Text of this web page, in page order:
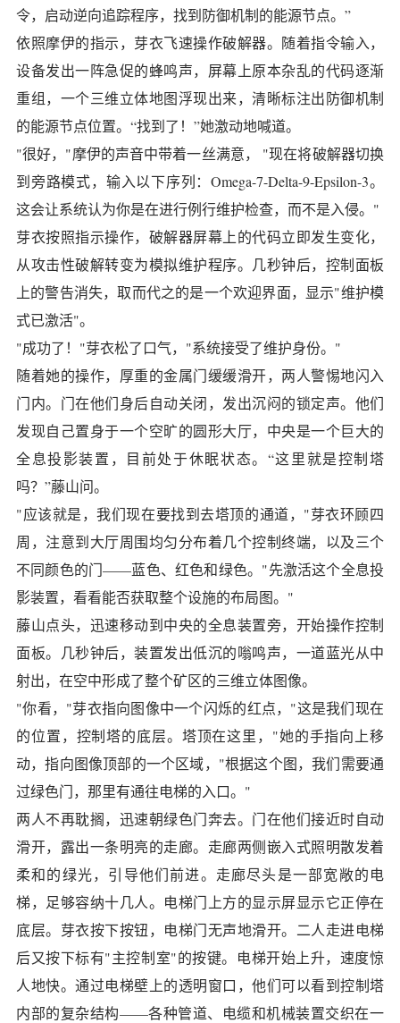
令，启动逆向追踪程序，找到防御机制的能源节点。”
依照摩伊的指示，芽衣飞速操作破解器。随着指令输入，
设备发出一阵急促的蜂鸣声，屏幕上原本杂乱的代码逐渐
重组，一个三维立体地图浮现出来，清晰标注出防御机制
的能源节点位置。“找到了！”她激动地喊道。
"很好，"摩伊的声音中带着一丝满意， "现在将破解器切换
到旁路模式，输入以下序列：Omega-7-Delta-9-Epsilon-3。
这会让系统认为你是在进行例行维护检查，而不是入侵。"
芽衣按照指示操作，破解器屏幕上的代码立即发生变化，
从攻击性破解转变为模拟维护程序。几秒钟后，控制面板
上的警告消失，取而代之的是一个欢迎界面，显示"维护模
式已激活"。
"成功了！"芽衣松了口气，"系统接受了维护身份。"
随着她的操作，厚重的金属门缓缓滑开，两人警惕地闪入
门内。门在他们身后自动关闭，发出沉闷的锁定声。他们
发现自己置身于一个空旷的圆形大厅，中央是一个巨大的
全息投影装置，目前处于休眠状态。“这里就是控制塔
吗？”藤山问。
"应该就是，我们现在要找到去塔顶的通道，"芽衣环顾四
周，注意到大厅周围均匀分布着几个控制终端，以及三个
不同颜色的门——蓝色、红色和绿色。"先激活这个全息投
影装置，看看能否获取整个设施的布局图。"
藤山点头，迅速移动到中央的全息装置旁，开始操作控制
面板。几秒钟后，装置发出低沉的嗡鸣声，一道蓝光从中
射出，在空中形成了整个矿区的三维立体图像。
"你看，"芽衣指向图像中一个闪烁的红点，"这是我们现在
的位置，控制塔的底层。塔顶在这里，"她的手指向上移
动，指向图像顶部的一个区域，"根据这个图，我们需要通
过绿色门，那里有通往电梯的入口。"
两人不再耽搁，迅速朝绿色门奔去。门在他们接近时自动
滑开，露出一条明亮的走廊。走廊两侧嵌入式照明散发着
柔和的绿光，引导他们前进。走廊尽头是一部宽敞的电
梯，足够容纳十几人。电梯门上方的显示屏显示它正停在
底层。芽衣按下按钮，电梯门无声地滑开。二人走进电梯
后又按下标有"主控制室"的按键。电梯开始上升，速度惊
人地快。通过电梯壁上的透明窗口，他们可以看到控制塔
内部的复杂结构——各种管道、电缆和机械装置交织在一